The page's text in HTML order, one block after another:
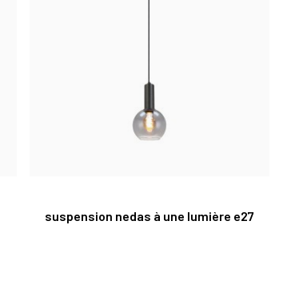
suspension nedas à une lumière e27